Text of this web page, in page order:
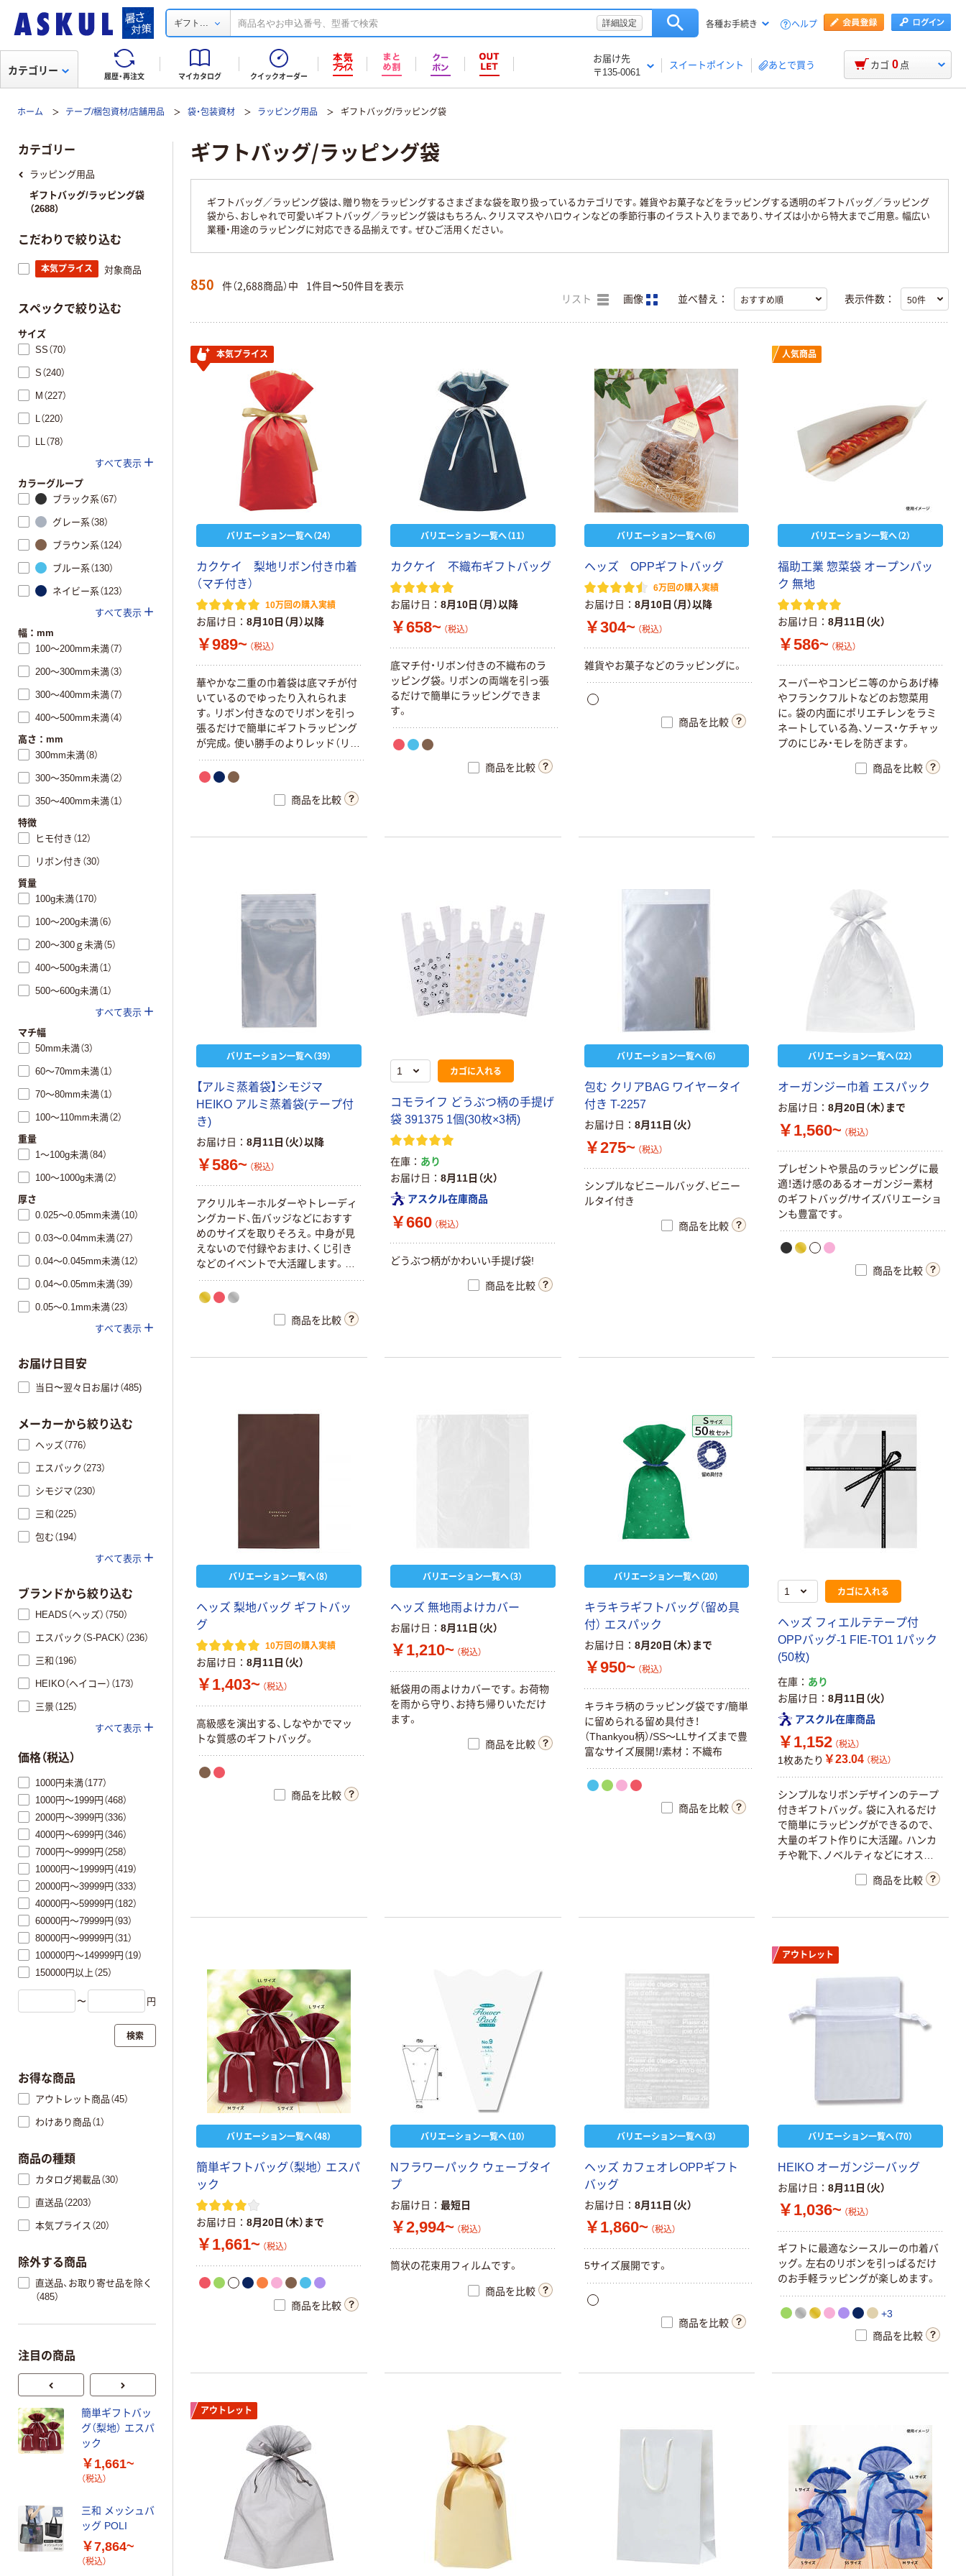
ギフト ... 詳細設定 各種お手続き ヘルプ
履歴・再注文 マイカタログ クイックオーダー
お届け先
〒135-0061
スイートポイント あとで買う
カテゴリー カゴ 0 点
ホーム テープ/梱包資材/店舗用品 袋・包装資材 ラッピング用品 ギフトバッグ/ラッピング袋
ギフトバッグ/ラッピング袋
ギフトバッグ／ラッピング袋は、贈り物をラッピングするさまざまな袋を取り扱っているカテゴリです。雑貨やお菓子などをラッピングする透明のギフトバッグ／ラッピング
袋から、おしゃれで可愛いギフトバッグ／ラッピング袋はもちろん、クリスマスやハロウィンなどの季節行事のイラスト入りまであり、サイズは小から特大までご用意。幅広い
業種・用途のラッピングに対応できる品揃えです。ぜひご活用ください。
850 件（2,688商品）中 1件目〜50件目を表示
リスト 画像 並べ替え： 表示件数：
本気プライス
バリエーション一覧へ（24）
カクケイ 梨地リボン付き巾着
（マチ付き）
10万回の購入実績
お届け日 8月10日（月）以降
￥989~ （税込）
華やかな二重の巾着袋は底マチが付
いているのでゆったり入れられま
す。リボン付きなのでリボンを引っ
張るだけで簡単にギフトラッピング
が完成。使い勝手のよりレッド（リボ
ンの色はゴールド）、ネイビー（リボ
ンの色はシルバー）、ブラウン（リボ
商品を比較
バリエーション一覧へ（11）
カクケイ 不織布ギフトバッグ
お届け日 8月10日（月）以降
￥658~ （税込）
底マチ付・リボン付きの不織布のラ
ッピング袋。リボンの両端を引っ張
るだけで簡単にラッピングできま
す。
商品を比較
バリエーション一覧へ（6）
ヘッズ OPPギフトバッグ
6万回の購入実績
お届け日 8月10日（月）以降
￥304~ （税込）
雑貨やお菓子などのラッピングに。
商品を比較
人気商品
バリエーション一覧へ（2）
福助工業 惣菜袋 オープンパッ
ク 無地
お届け日 8月11日（火）
￥586~ （税込）
スーパーやコンビニ等のからあげ棒
やフランクフルトなどのお惣菜用
に。袋の内面にポリエチレンをラミ
ネートしている為、ソース・ケチャッ
プのにじみ・モレを防ぎます。
商品を比較
バリエーション一覧へ（39）
【アルミ蒸着袋】シモジマ
HEIKO アルミ蒸着袋(テープ付
き)
お届け日 8月11日（火）以降
￥586~ （税込）
アクリルキーホルダーやトレーディ
ングカード、缶バッジなどにおすす
めのサイズを取りそろえ。中身が見
えないので付録やおまけ、くじ引き
などのイベントで大活躍します。作
業性の良いテープ付でワンタッチで
封ができます。メタリック ブライン
商品を比較
カゴに入れる
コモライフ どうぶつ柄の手提げ
袋 391375 1個(30枚×3柄)
在庫
あり
お届け日
8月11日（火）
アスクル在庫商品
￥660 （税込）
どうぶつ柄がかわいい手提げ袋!
商品を比較
バリエーション一覧へ（6）
包む クリアBAG ワイヤータイ
付き T-2257
お届け日 8月11日（火）
￥275~ （税込）
シンプルなビニールバッグ、ビニー
ルタイ付き
商品を比較
バリエーション一覧へ（22）
オーガンジー巾着 エスパック
お届け日 8月20日（木）まで
￥1,560~ （税込）
プレゼントや景品のラッピングに最
適！透け感のあるオーガンジー素材
のギフトバッグ/サイズバリエーショ
ンも豊富です。
商品を比較
バリエーション一覧へ（8）
ヘッズ 梨地バッグ ギフトバッ
グ
10万回の購入実績
お届け日 8月11日（火）
￥1,403~ （税込）
高級感を演出する、しなやかでマッ
トな質感のギフトバッグ。
商品を比較
バリエーション一覧へ（3）
ヘッズ 無地雨よけカバー
お届け日 8月11日（火）
￥1,210~ （税込）
紙袋用の雨よけカバーです。お荷物
を雨から守り、お持ち帰りいただけ
ます。
商品を比較
バリエーション一覧へ（20）
キラキラギフトバッグ（留め具
付） エスパック
お届け日 8月20日（木）まで
￥950~ （税込）
キラキラ柄のラッピング袋です/簡単
に留められる留め具付き！
（Thankyou柄）/SS～LLサイズまで豊
富なサイズ展開！/素材：不織布
商品を比較
カゴに入れる
ヘッズ フィエルテテープ付
OPPバッグ-1 FIE-TO1 1パック
(50枚)
在庫
あり
お届け日
8月11日（火）
アスクル在庫商品
￥1,152 （税込）
1枚あたり ￥23.04 （税込）
シンプルなリボンデザインのテープ
付きギフトバッグ。袋に入れるだけ
で簡単にラッピングができるので、
大量のギフト作りに大活躍。ハンカ
チや靴下、ノベルティなどにオスス
商品を比較
バリエーション一覧へ（48）
簡単ギフトバッグ（梨地） エスパ
ック
お届け日 8月20日（木）まで
￥1,661~ （税込）
商品を比較
バリエーション一覧へ（10）
Nフラワーパック ウェーブタイ
プ
お届け日 最短日
￥2,994~ （税込）
筒状の花束用フィルムです。
商品を比較
バリエーション一覧へ（3）
ヘッズ カフェオレOPPギフト
バッグ
お届け日 8月11日（火）
￥1,860~ （税込）
5サイズ展開です。
商品を比較
アウトレット
バリエーション一覧へ（70）
HEIKO オーガンジーバッグ
お届け日 8月11日（火）
￥1,036~ （税込）
ギフトに最適なシースルーの巾着バ
ッグ。左右のリボンを引っぱるだけ
のお手軽ラッピングが楽しめます。
+3
商品を比較
アウトレット
カテゴリー
ラッピング用品
ギフトバッグ/ラッピング袋
（2688）
こだわりで絞り込む
本気プライス 対象商品
スペックで絞り込む
サイズ
SS（70）
S（240）
M（227）
L（220）
LL（78）
すべて表示
カラーグループ
ブラック系（67）
グレー系（38）
ブラウン系（124）
ブルー系（130）
ネイビー系（123）
すべて表示
幅：mm
100～200mm未満（7）
200～300mm未満（3）
300～400mm未満（7）
400～500mm未満（4）
高さ：mm
300mm未満（8）
300～350mm未満（2）
350～400mm未満（1）
特徴
ヒモ付き（12）
リボン付き（30）
質量
100g未満（170）
100～200g未満（6）
200～300ｇ未満（5）
400～500g未満（1）
500～600g未満（1）
すべて表示
マチ幅
50mm未満（3）
60～70mm未満（1）
70～80mm未満（1）
100～110mm未満（2）
重量
1～100g未満（84）
100～1000g未満（2）
厚さ
0.025～0.05mm未満（10）
0.03～0.04mm未満（27）
0.04～0.045mm未満（12）
0.04～0.05mm未満（39）
0.05～0.1mm未満（23）
すべて表示
お届け日目安
当日〜翌々日お届け（485)
メーカーから絞り込む
ヘッズ（776）
エスパック（273）
シモジマ（230）
三和（225）
包む（194）
すべて表示
ブランドから絞り込む
HEADS（ヘッズ）（750）
エスパック（S-PACK）（236）
三和（196）
HEIKO（ヘイコー）（173）
三景（125）
すべて表示
価格（税込）
1000円未満（177）
1000円～1999円（468）
2000円～3999円（336）
4000円～6999円（346）
7000円～9999円（258）
10000円～19999円（419）
20000円～39999円（333）
40000円～59999円（182）
60000円～79999円（93）
80000円～99999円（31）
100000円～149999円（19）
150000円以上（25）
〜 円
検索
お得な商品
アウトレット商品（45）
わけあり商品（1）
商品の種類
カタログ掲載品（30）
直送品（2203）
本気プライス（20）
除外する商品
直送品、お取り寄せ品を除く
（485）
注目の商品
簡単ギフトバッ
グ（梨地） エスパ
ック
￥1,661~
（税込）
三和 メッシュバ
ッグ POLI
￥7,864~
（税込）
キラキラギフト
バッグ（留め具
付） エスパック
￥950~ （税込）
ヘッズ 無地雨よ
けカバー
￥1,210~
グ（梨地） エスパ
三和 メッシュバ